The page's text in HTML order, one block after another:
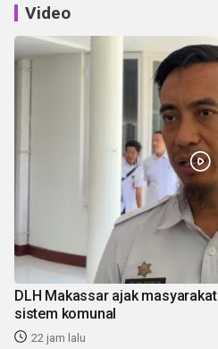
Video
DLH Makassar ajak
sistem komunal
22 jam lalu